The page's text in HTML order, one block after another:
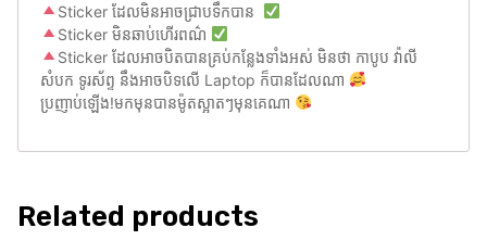
Sticker ដែលមិនអាចជ្រាបទឹកបាន
Sticker មិនឆាប់ហើរពណ៌
Sticker ដែលអាចបិតបានគ្រប់កន្លែងទាំងអស់ មិនថា កាបូប វ៉ាលី
សំបក ទូរស័ព្ទ នឹងអាចបិទលើ Laptop ក៏បានដែលណា
ប្រញាប់ឡើង!មកមុនបានម៉ូតស្អាតៗមុនគេណា
Related products